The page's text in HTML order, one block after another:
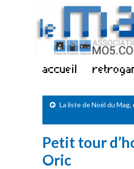
accueil
La liste de Noël du
Petit tour
Oric